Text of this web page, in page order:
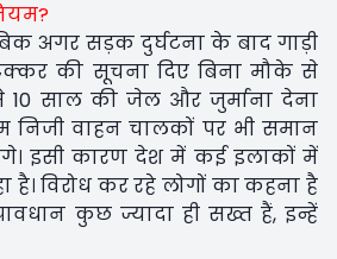
अगर सड़क दुर्घटना के बाद गाड़ी
की सूचना दिए बिना मौके से
10 साल की जेल और जुर्माना देना
निजी वाहन चालकों पर भी समान
इसी कारण देश में कई इलाकों में
है। विरोध कर रहे लोगों का कहना है
कुछ ज्यादा ही सख्त हैं, इन्हें